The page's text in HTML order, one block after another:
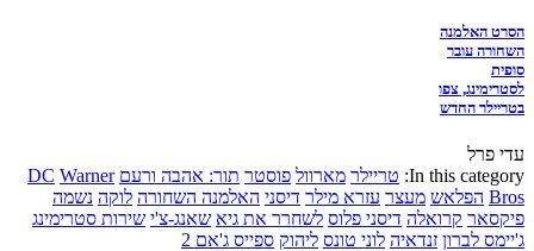
הסרט האלמנה
השחורה עובר
סופית
לסטרימינג, צפו
בטריילר החדש
עדי פרל
In this category: טריילר מארוול פוסטר תור: אהבה ורעם DC Warner
Bros הפלאש מעצר עזרא מילר דיסני האלמנה השחורה לוקה נשמה
פיקסאר קרואלה דיסני פלוס לשחרר את גיא שאנג-צ'י שירות סטרימינג
ג'יימס לברון זנדאיה לוני טונס ליהוק ספייס ג'אם 2